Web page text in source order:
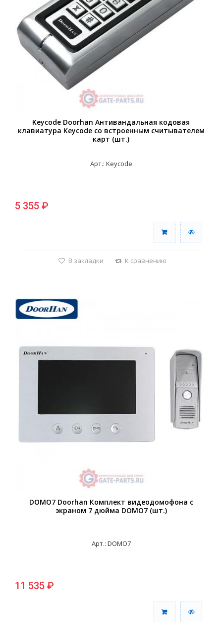
Keycode Doorhan Антивандальная кодовая
клавиатура Keycode со встроенным считывателем
карт (шт.)
Арт.: Keycode
5 355 ₽
В закладки К сравнению
DOMO7 Doorhan Комплект видеодомофона с
экраном 7 дюйма DOMO7 (шт.)
Арт.: DOMO7
11 535 ₽